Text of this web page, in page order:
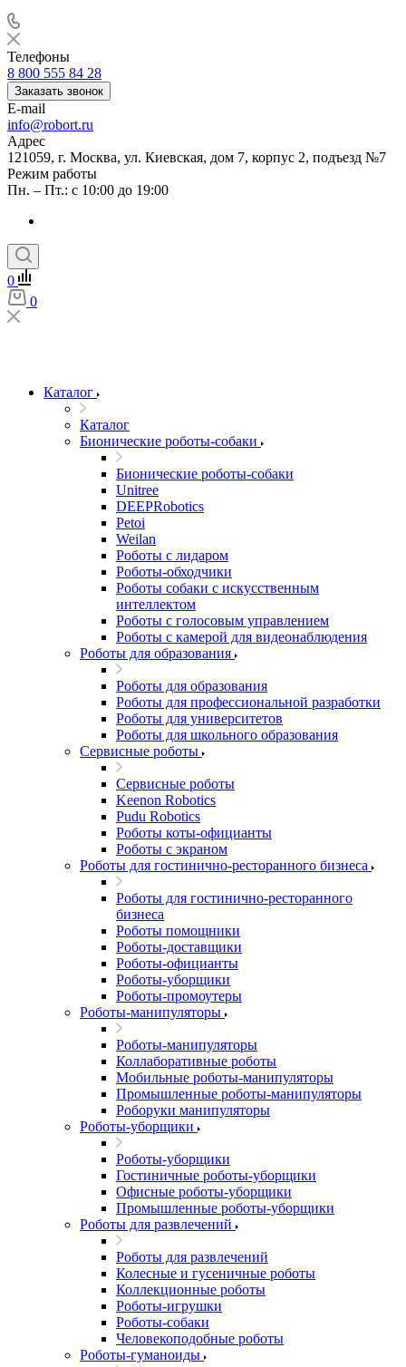
Телефоны
8 800 555 84 28
Заказать звонок
E-mail
info@robort.ru
Адрес
121059, г. Москва, ул. Киевская, дом 7, корпус 2, подъезд №7
Режим работы
Пн. – Пт.: с 10:00 до 19:00
0
0
Каталог
Каталог
Бионические роботы-собаки
Бионические роботы-собаки
Unitree
DEEPRobotics
Petoi
Weilan
Роботы с лидаром
Роботы-обходчики
Роботы собаки с искусственным
интеллектом
Роботы с голосовым управлением
Роботы с камерой для видеонаблюдения
Роботы для образования
Роботы для образования
Роботы для профессиональной разработки
Роботы для университетов
Роботы для школьного образования
Сервисные роботы
Сервисные роботы
Keenon Robotics
Pudu Robotics
Роботы коты-официанты
Роботы с экраном
Роботы для гостинично-ресторанного бизнеса
Роботы для гостинично-ресторанного
бизнеса
Роботы помощники
Роботы-доставщики
Роботы-официанты
Роботы-уборщики
Роботы-промоутеры
Роботы-манипуляторы
Роботы-манипуляторы
Коллаборативные роботы
Мобильные роботы-манипуляторы
Промышленные роботы-манипуляторы
Роборуки манипуляторы
Роботы-уборщики
Роботы-уборщики
Гостиничные роботы-уборщики
Офисные роботы-уборщики
Промышленные роботы-уборщики
Роботы для развлечений
Роботы для развлечений
Колесные и гусеничные роботы
Коллекционные роботы
Роботы-игрушки
Роботы-собаки
Человекоподобные роботы
Роботы-гуманоиды